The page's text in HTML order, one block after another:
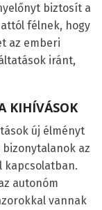
biztosít a
félnek, hogy
az emberi
iránt,
KIHÍVÁSOK
új élményt
az
kapcsolatban.
autonóm
vannak